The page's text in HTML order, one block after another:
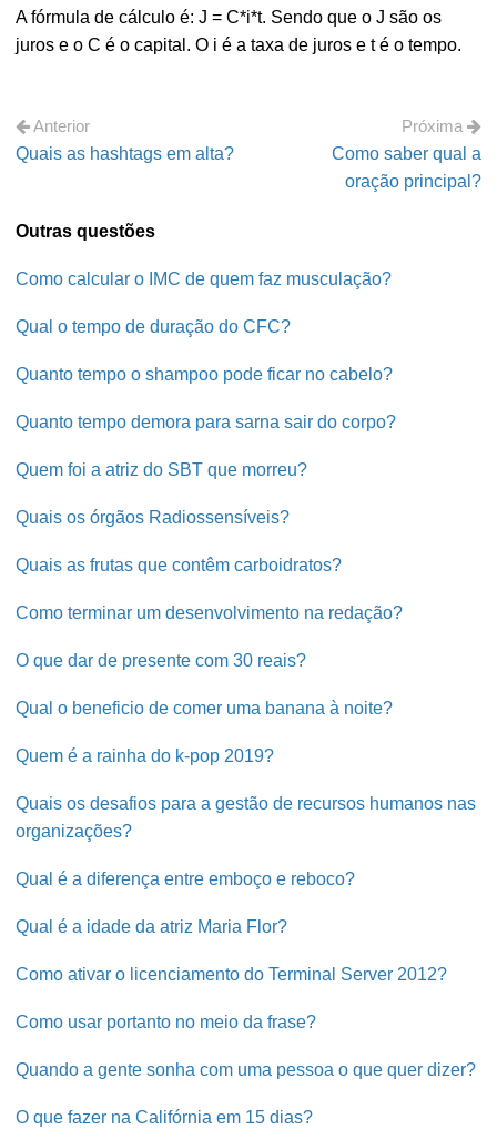
A fórmula de cálculo é: J = C*i*t. Sendo que o J são os
juros e o C é o capital. O i é a taxa de juros e t é o tempo.
Anterior
Quais as hashtags em alta?
Próxima
Como saber qual a
oração principal?
Outras questões
Como calcular o IMC de quem faz musculação?
Qual o tempo de duração do CFC?
Quanto tempo o shampoo pode ficar no cabelo?
Quanto tempo demora para sarna sair do corpo?
Quem foi a atriz do SBT que morreu?
Quais os órgãos Radiossensíveis?
Quais as frutas que contêm carboidratos?
Como terminar um desenvolvimento na redação?
O que dar de presente com 30 reais?
Qual o beneficio de comer uma banana à noite?
Quem é a rainha do k-pop 2019?
Quais os desafios para a gestão de recursos humanos nas
organizações?
Qual é a diferença entre emboço e reboco?
Qual é a idade da atriz Maria Flor?
Como ativar o licenciamento do Terminal Server 2012?
Como usar portanto no meio da frase?
Quando a gente sonha com uma pessoa o que quer dizer?
O que fazer na Califórnia em 15 dias?